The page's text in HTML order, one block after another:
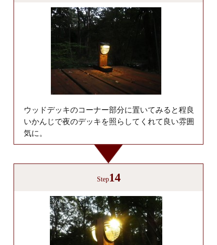
ウッドデッキのコーナー部分に置いてみると程良
いかんじで夜のデッキを照らしてくれて良い雰囲
気に。
Step14